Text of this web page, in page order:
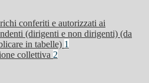
conferiti e autorizzati ai
(dirigenti e non dirigenti) (da
in tabelle) 1
collettiva 2